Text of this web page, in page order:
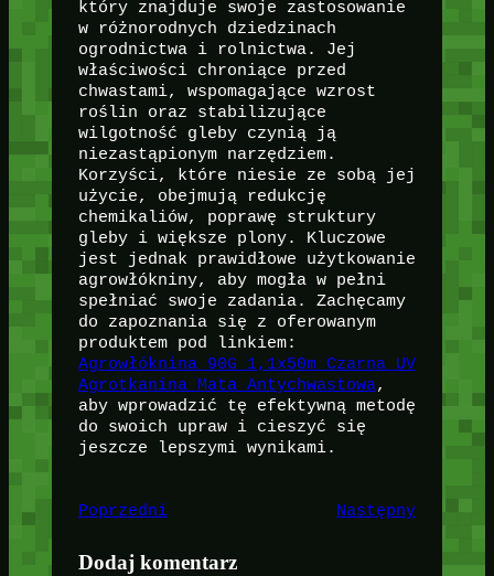
który znajduje swoje zastosowanie
w różnorodnych dziedzinach
ogrodnictwa i rolnictwa. Jej
właściwości chroniące przed
chwastami, wspomagające wzrost
roślin oraz stabilizujące
wilgotność gleby czynią ją
niezastąpionym narzędziem.
Korzyści, które niesie ze sobą jej
użycie, obejmują redukcję
chemikaliów, poprawę struktury
gleby i większe plony. Kluczowe
jest jednak prawidłowe użytkowanie
agrowłókniny, aby mogła w pełni
spełniać swoje zadania. Zachęcamy
do zapoznania się z oferowanym
produktem pod linkiem:
Agrowłóknina 90G 1,1x50m Czarna UV
Agrotkanina Mata Antychwastowa,
aby wprowadzić tę efektywną metodę
do swoich upraw i cieszyć się
jeszcze lepszymi wynikami.
Poprzedni Następny
Dodaj komentarz